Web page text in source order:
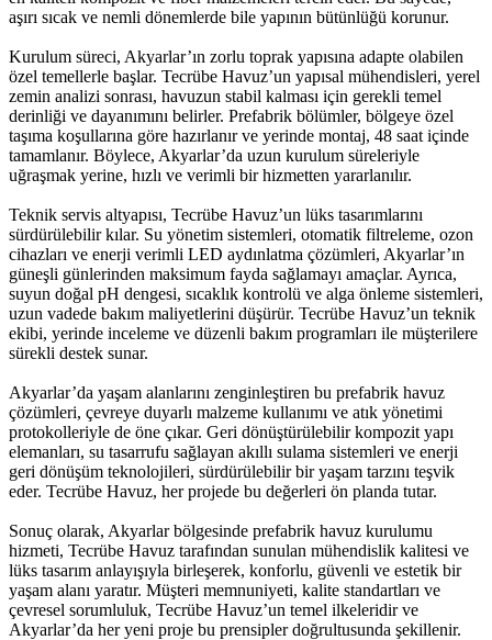
aşırı sıcak ve nemli dönemlerde bile yapının bütünlüğü korunur.
Kurulum süreci, Akyarlar’ın zorlu toprak yapısına adapte olabilen
özel temellerle başlar. Tecrübe Havuz’un yapısal mühendisleri, yerel
zemin analizi sonrası, havuzun stabil kalması için gerekli temel
derinliği ve dayanımını belirler. Prefabrik bölümler, bölgeye özel
taşıma koşullarına göre hazırlanır ve yerinde montaj, 48 saat içinde
tamamlanır. Böylece, Akyarlar’da uzun kurulum süreleriyle
uğraşmak yerine, hızlı ve verimli bir hizmetten yararlanılır.
Teknik servis altyapısı, Tecrübe Havuz’un lüks tasarımlarını
sürdürülebilir kılar. Su yönetim sistemleri, otomatik filtreleme, ozon
cihazları ve enerji verimli LED aydınlatma çözümleri, Akyarlar’ın
güneşli günlerinden maksimum fayda sağlamayı amaçlar. Ayrıca,
suyun doğal pH dengesi, sıcaklık kontrolü ve alga önleme sistemleri,
uzun vadede bakım maliyetlerini düşürür. Tecrübe Havuz’un teknik
ekibi, yerinde inceleme ve düzenli bakım programları ile müşterilere
sürekli destek sunar.
Akyarlar’da yaşam alanlarını zenginleştiren bu prefabrik havuz
çözümleri, çevreye duyarlı malzeme kullanımı ve atık yönetimi
protokolleriyle de öne çıkar. Geri dönüştürülebilir kompozit yapı
elemanları, su tasarrufu sağlayan akıllı sulama sistemleri ve enerji
geri dönüşüm teknolojileri, sürdürülebilir bir yaşam tarzını teşvik
eder. Tecrübe Havuz, her projede bu değerleri ön planda tutar.
Sonuç olarak, Akyarlar bölgesinde prefabrik havuz kurulumu
hizmeti, Tecrübe Havuz tarafından sunulan mühendislik kalitesi ve
lüks tasarım anlayışıyla birleşerek, konforlu, güvenli ve estetik bir
yaşam alanı yaratır. Müşteri memnuniyeti, kalite standartları ve
çevresel sorumluluk, Tecrübe Havuz’un temel ilkeleridir ve
Akyarlar’da her yeni proje bu prensipler doğrultusunda şekillenir.